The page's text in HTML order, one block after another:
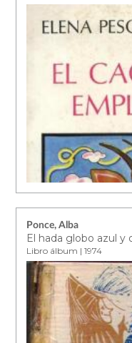
Ponce, Alba
El hada globo azul y
Libro álbum | 1974